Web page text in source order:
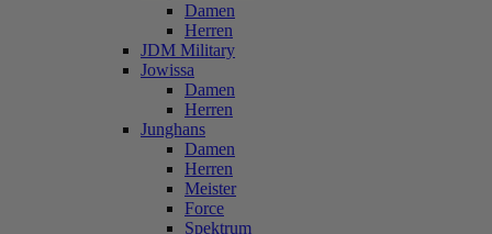
Damen
Herren
JDM Military
Jowissa
Damen
Herren
Junghans
Damen
Herren
Meister
Force
Spektrum